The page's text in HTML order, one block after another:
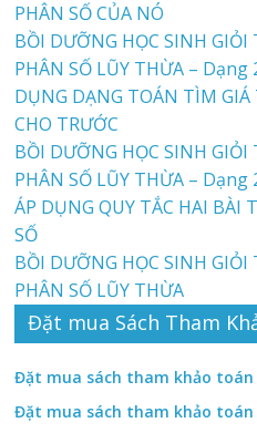
PHÂN SỐ CỦA NÓ
BỒI DƯỠNG HỌC SINH
PHÂN SỐ LŨY THỪA – Dạng
DỤNG DẠNG TOÁN TÌM GIÁ
CHO TRƯỚC
BỒI DƯỠNG HỌC SINH
PHÂN SỐ LŨY THỪA – Dạng
ÁP DỤNG QUY TẮC HAI BÀI
SỐ
BỒI DƯỠNG HỌC SINH
PHÂN SỐ LŨY THỪA
Đặt mua Sách Tham
Đặt mua sách tham khảo toán
Đặt mua sách tham khảo toán